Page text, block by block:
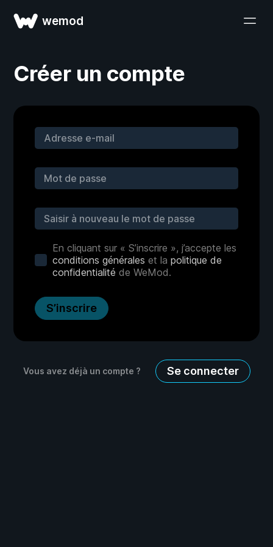
wemod
Créer un compte
S’inscrire
En cliquant sur « S’inscrire », j’accepte les
conditions générales et la politique de
confidentialité de WeMod.
Vous avez déjà un compte ? Se connecter